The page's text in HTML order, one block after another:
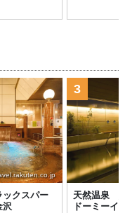
ックスパー
沢
3
天然温泉
ドーミーイ